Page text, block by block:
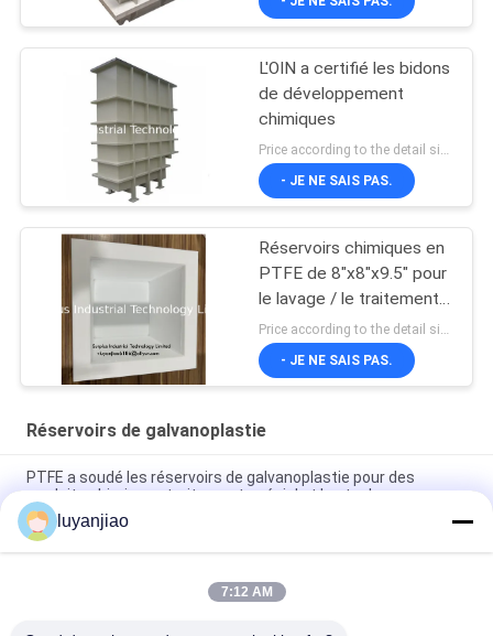
L'OIN a certifié les bidons
de développement
chimiques
Price according to the detail size MOQ:1PCS
- JE NE SAIS PAS.
Réservoirs chimiques en
PTFE de 8"x8"x9.5" pour
le lavage / le traitement /
la gravure
- JE NE SAIS PAS.
Réservoirs de galvanoplastie
PTFE a soudé les réservoirs de galvanoplastie pour des
produits chimiques traitement spécial et le stockage
12mm recyclables pp le réservoir de nickelage pour le
stockage et le mélange des produits chimiques
Bath de placage à l'or de l'utilisation 12mm pp de solution pour
luyanjiao
7:12 AM